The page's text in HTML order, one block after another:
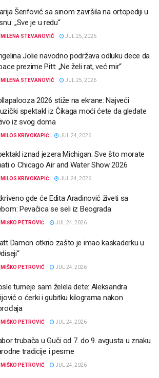
Šerifović sa sinom završila na ortopediji u
„Sve je u redu“
MILENA STEVANOVIĆ JUL 25, 2026
Jolie navodno podržava odluku dece da
prezime Pitt: „Ne želi rat, već mir“
MILENA STEVANOVIĆ JUL 25, 2026
2026 stiže na ekrane: Najveći
spektakl iz Čikaga moći ćete da gledate
iz svog doma
MILOS KRIVOKAPIĆ JUL 24, 2026
iznad jezera Michigan: Sve što morate
o Chicago Air and Water Show 2026
MILOS KRIVOKAPIĆ JUL 24, 2026
gde će Edita Aradinović živeti sa
Pevačica se seli iz Beograda
MIŠKO PETROVIĆ JUL 24, 2026
Damon otkrio zašto je imao kaskaderku u
MIŠKO PETROVIĆ JUL 24, 2026
turneje sam želela dete: Aleksandra
o ćerki i gubitku kilograma nakon
MIŠKO PETROVIĆ JUL 24, 2026
trubača u Guči od 7. do 9. avgusta u znaku
tradicije i pesme
MIŠKO PETROVIĆ JUL 24, 2026